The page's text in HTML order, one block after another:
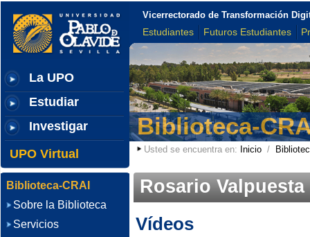
La UPO
Estudiar
Investigar
UPO Virtual
Vicerrectorado de Transformación
Estudiantes Futuros Estudiantes
Biblioteca-
Usted se encuentra en: Inicio/
Rosario
Vídeos
Biblioteca-CRAI
Sobre la Biblioteca
Servicios